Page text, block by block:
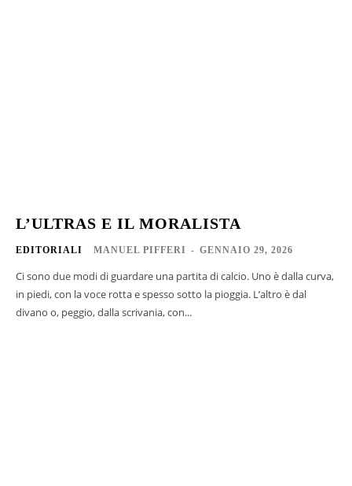
L’ULTRAS E IL MORALISTA
EDITORIALI MANUEL PIFFERI - GENNAIO 29, 2026
Ci sono due modi di guardare una partita di calcio. Uno è dalla curva,
in piedi, con la voce rotta e spesso sotto la pioggia. L’altro è dal
divano o, peggio, dalla scrivania, con...